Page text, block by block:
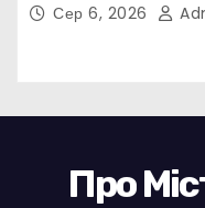
Сер 6, 2026
Про